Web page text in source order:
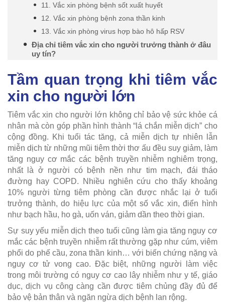
11. Vắc xin phòng bệnh sốt xuất huyết
12. Vắc xin phòng bệnh zona thần kinh
13. Vắc xin phòng virus hợp bào hô hấp RSV
Địa chỉ tiêm vắc xin cho người trưởng thành ở đâu
uy tín?
Tầm quan trọng khi tiêm vắc
xin cho người lớn
Tiêm vắc xin cho người lớn không chỉ bảo vệ sức khỏe cá
nhân mà còn góp phần hình thành “lá chắn miễn dịch” cho
cộng đồng. Khi tuổi tác tăng, cả miễn dịch tự nhiên lẫn
miễn dịch từ những mũi tiêm thời thơ ấu đều suy giảm, làm
tăng nguy cơ mắc các bệnh truyền nhiễm nghiêm trọng,
nhất là ở người có bệnh nền như tim mạch, đái tháo
đường hay COPD. Nhiều nghiên cứu cho thấy khoảng
10% người từng tiêm phòng cần được nhắc lại ở tuổi
trưởng thành, do hiệu lực của một số vắc xin, điển hình
như bạch hầu, ho gà, uốn ván, giảm dần theo thời gian.
Sự suy yếu miễn dịch theo tuổi cũng làm gia tăng nguy cơ
mắc các bệnh truyền nhiễm rất thường gặp như cúm, viêm
phổi do phế cầu, zona thần kinh… với biến chứng nặng và
nguy cơ tử vong cao. Đặc biệt, những người làm việc
trong môi trường có nguy cơ cao lây nhiễm như y tế, giáo
dục, dịch vụ công càng cần được tiêm chủng đầy đủ để
bảo vệ bản thân và ngăn ngừa dịch bệnh lan rộng.